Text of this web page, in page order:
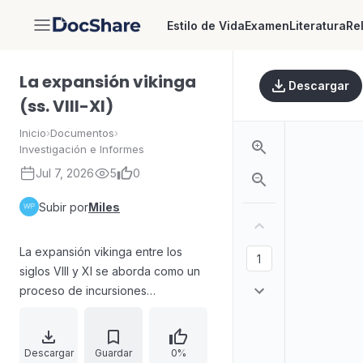
DocShare Estilo de VidaExamenLiteratura
La expansión vikinga
(ss. VIII-XI)
Inicio›Documentos›
Investigación e Informes
Jul 7, 2026 5 0
Subir porMiles
La expansión vikinga entre los
siglos VIII y XI se aborda como un
proceso de incursiones
Europa y el Atlántico Norte. El
trabajo explica qué motivó estas
Descargar Guardar 0%
Descargar